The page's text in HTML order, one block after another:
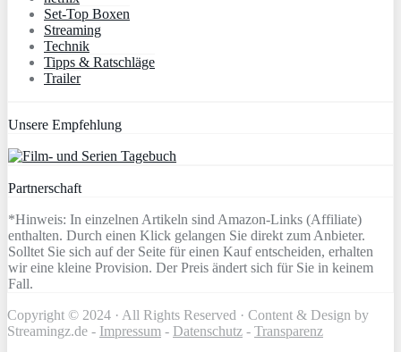
Set-Top Boxen
Streaming
Technik
Tipps & Ratschläge
Trailer
Unsere Empfehlung
Partnerschaft
*Hinweis: In einzelnen Artikeln sind Amazon-Links (Affiliate)
enthalten. Durch einen Klick gelangen Sie direkt zum Anbieter.
Solltet Sie sich auf der Seite für einen Kauf entscheiden, erhalten
wir eine kleine Provision. Der Preis ändert sich für Sie in keinem
Fall.
Copyright © 2024 · All Rights Reserved · Content & Design by
Streamingz.de - Impressum - Datenschutz - Transparenz